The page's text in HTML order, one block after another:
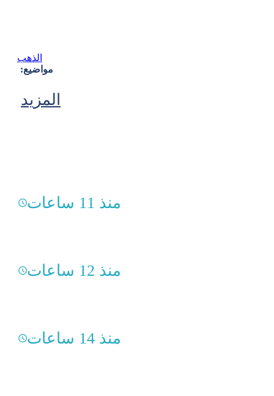
الذهب
مواضيع:
المزيد
منذ 11 ساعات
منذ 12 ساعات
منذ 14 ساعات